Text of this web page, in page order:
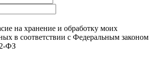
на хранение и обработку моих
в соответствии с Федеральным законом
ФЗ